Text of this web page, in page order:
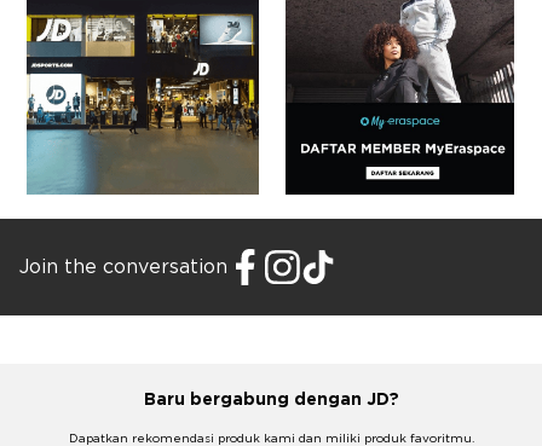
Join the conversation
Baru bergabung dengan JD?
Dapatkan rekomendasi produk kami dan miliki produk favoritmu.